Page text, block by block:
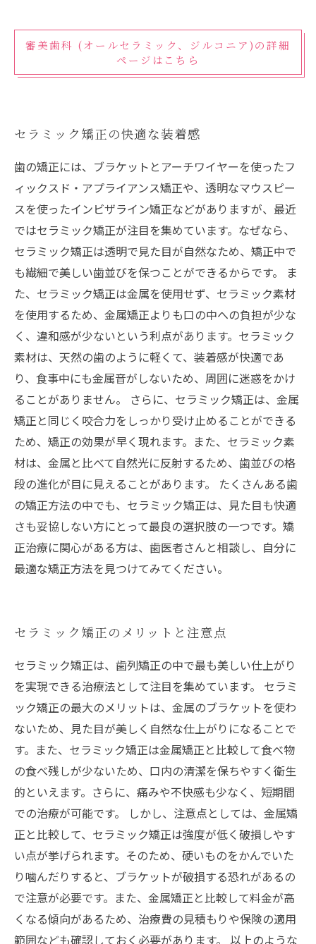
審美歯科 (オールセラミック、ジルコニア)の詳細
ページはこちら
セラミック矯正の快適な装着感
歯の矯正には、ブラケットとアーチワイヤーを使ったフ
ィックスド・アプライアンス矯正や、透明なマウスピー
スを使ったインビザライン矯正などがありますが、最近
ではセラミック矯正が注目を集めています。なぜなら、
セラミック矯正は透明で見た目が自然なため、矯正中で
も繊細で美しい歯並びを保つことができるからです。 ま
た、セラミック矯正は金属を使用せず、セラミック素材
を使用するため、金属矯正よりも口の中への負担が少な
く、違和感が少ないという利点があります。セラミック
素材は、天然の歯のように軽くて、装着感が快適であ
り、食事中にも金属音がしないため、周囲に迷惑をかけ
ることがありません。 さらに、セラミック矯正は、金属
矯正と同じく咬合力をしっかり受け止めることができる
ため、矯正の効果が早く現れます。また、セラミック素
材は、金属と比べて自然光に反射するため、歯並びの格
段の進化が目に見えることがあります。 たくさんある歯
の矯正方法の中でも、セラミック矯正は、見た目も快適
さも妥協しない方にとって最良の選択肢の一つです。矯
正治療に関心がある方は、歯医者さんと相談し、自分に
最適な矯正方法を見つけてみてください。
セラミック矯正のメリットと注意点
セラミック矯正は、歯列矯正の中で最も美しい仕上がり
を実現できる治療法として注目を集めています。 セラミ
ック矯正の最大のメリットは、金属のブラケットを使わ
ないため、見た目が美しく自然な仕上がりになることで
す。また、セラミック矯正は金属矯正と比較して食べ物
の食べ残しが少ないため、口内の清潔を保ちやすく衛生
的といえます。さらに、痛みや不快感も少なく、短期間
での治療が可能です。 しかし、注意点としては、金属矯
正と比較して、セラミック矯正は強度が低く破損しやす
い点が挙げられます。そのため、硬いものをかんでいた
り噛んだりすると、ブラケットが破損する恐れがあるの
で注意が必要です。また、金属矯正と比較して料金が高
くなる傾向があるため、治療費の見積もりや保険の適用
範囲なども確認しておく必要があります。 以上のような